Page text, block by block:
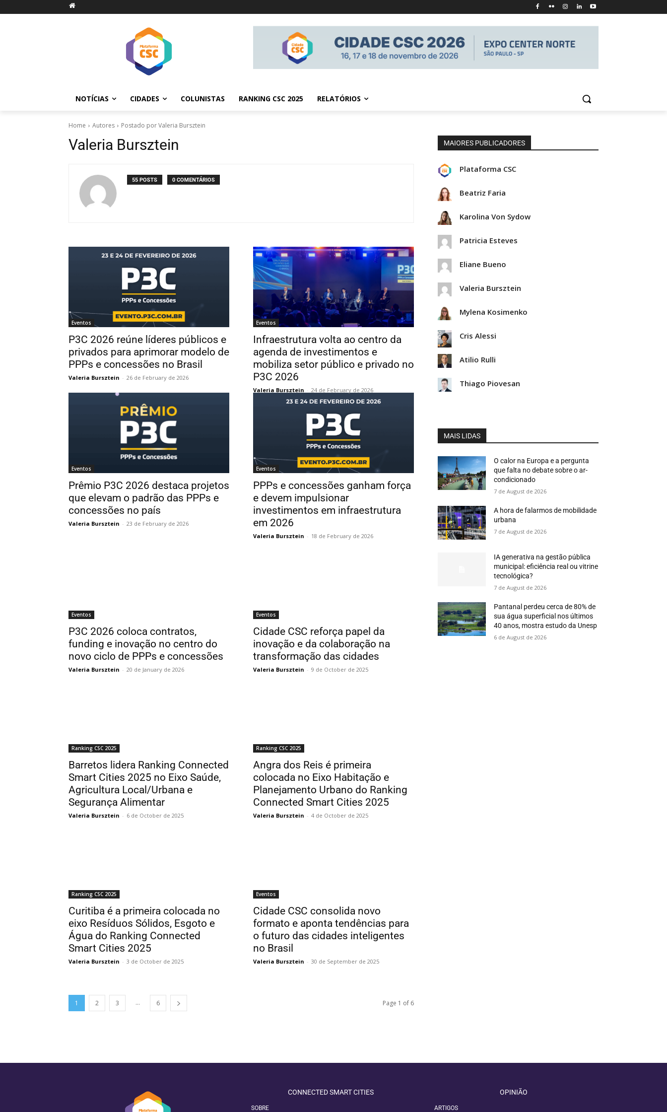
NOTÍCIAS CIDADES COLUNISTAS RANKING CSC 2025 RELATÓRIOS
Home Autores Postado por Valeria Bursztein
Valeria Bursztein
55 POSTS 0 COMENTÁRIOS
Eventos
P3C 2026 reúne líderes públicos e
privados para aprimorar modelo de
PPPs e concessões no Brasil
Valeria Bursztein - 26 de February de 2026
Eventos
Infraestrutura volta ao centro da
agenda de investimentos e
mobiliza setor público e privado no
P3C 2026
Valeria Bursztein - 24 de February de 2026
Eventos
Prêmio P3C 2026 destaca projetos
que elevam o padrão das PPPs e
concessões no país
Valeria Bursztein - 23 de February de 2026
Eventos
PPPs e concessões ganham força
e devem impulsionar
investimentos em infraestrutura
em 2026
Valeria Bursztein - 18 de February de 2026
Eventos
P3C 2026 coloca contratos,
funding e inovação no centro do
novo ciclo de PPPs e concessões
Valeria Bursztein - 20 de January de 2026
Eventos
Cidade CSC reforça papel da
inovação e da colaboração na
transformação das cidades
Valeria Bursztein - 9 de October de 2025
Ranking CSC 2025
Barretos lidera Ranking Connected
Smart Cities 2025 no Eixo Saúde,
Agricultura Local/Urbana e
Segurança Alimentar
Valeria Bursztein - 6 de October de 2025
Ranking CSC 2025
Angra dos Reis é primeira
colocada no Eixo Habitação e
Planejamento Urbano do Ranking
Connected Smart Cities 2025
Valeria Bursztein - 4 de October de 2025
Ranking CSC 2025
Curitiba é a primeira colocada no
eixo Resíduos Sólidos, Esgoto e
Água do Ranking Connected
Smart Cities 2025
Valeria Bursztein - 3 de October de 2025
Eventos
Cidade CSC consolida novo
formato e aponta tendências para
o futuro das cidades inteligentes
no Brasil
Valeria Bursztein - 30 de September de 2025
1 2 3 ... 6 Page 1 of 6
MAIORES PUBLICADORES
Plataforma CSC
Beatriz Faria
Karolina Von Sydow
Patricia Esteves
Eliane Bueno
Valeria Bursztein
Mylena Kosimenko
Cris Alessi
Atilio Rulli
Thiago Piovesan
MAIS LIDAS
O calor na Europa e a pergunta
que falta no debate sobre o ar-
condicionado
7 de August de 2026
A hora de falarmos de mobilidade
urbana
7 de August de 2026
IA generativa na gestão pública
municipal: eficiência real ou vitrine
tecnológica?
7 de August de 2026
Pantanal perdeu cerca de 80% de
sua água superficial nos últimos
40 anos, mostra estudo da Unesp
6 de August de 2026
CONNECTED SMART CITIES
SOBRE
OPINIÃO
ARTIGOS